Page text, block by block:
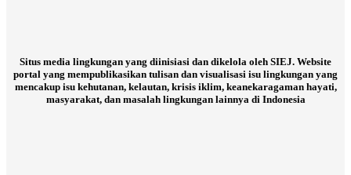
Situs media lingkungan yang diinisiasi dan dikelola oleh SIEJ. Website
portal yang mempublikasikan tulisan dan visualisasi isu lingkungan yang
mencakup isu kehutanan, kelautan, krisis iklim, keanekaragaman hayati,
masyarakat, dan masalah lingkungan lainnya di Indonesia